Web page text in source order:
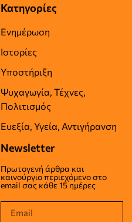
Κατηγορίες
Ενημέρωση
Ιστορίες
Υποστήριξη
Ψυχαγωγία, Τέχνες,
Πολιτισμός
Ευεξία, Υγεία, Αντιγήρανση
Newsletter
Πρωτογενή άρθρα και
καινούργιο περιεχόμενο στο
email σας κάθε 15 ημέρες